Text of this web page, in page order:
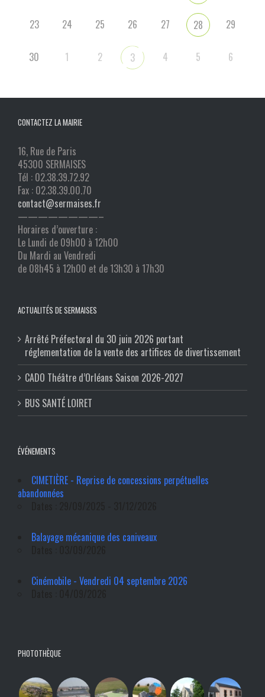
23 24 25 26 27 28 29
30 1 2 3 4 5 6
CONTACTEZ LA MAIRIE
16, Rue de Paris
45300 SERMAISES
Tél : 02.38.39.72.92
Fax : 02.38.39.00.70
contact@sermaises.fr
————————–
Horaires d’ouverture :
Le Lundi de 09h00 à 12h00
Du Mardi au Vendredi
de 08h45 à 12h00 et de 13h30 à 17h30
ACTUALITÉS DE SERMAISES
Arrêté Préfectoral du 30 juin 2026 portant
réglementation de la vente des artifices de divertissement
CADO Théâtre d’Orléans Saison 2026-2027
BUS SANTÉ LOIRET
ÉVÉNEMENTS
CIMETIÈRE - Reprise de concessions perpétuelles
abandonnées
Balayage mécanique des caniveaux
Cinémobile - Vendredi 04 septembre 2026
PHOTOTHÈQUE